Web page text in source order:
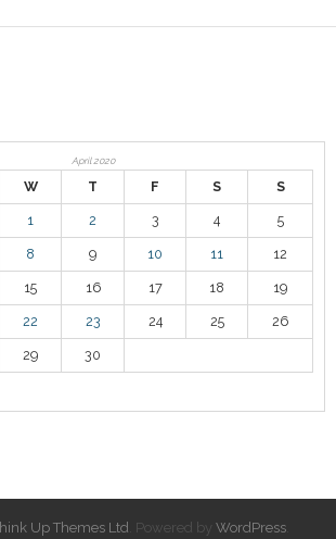
April 2020
W T F S S
1 2 3 4 5
8 9 10 11 12
15 16 17 18 19
22 23 24 25 26
29 30
Up Themes Ltd . Powered by WordPress.